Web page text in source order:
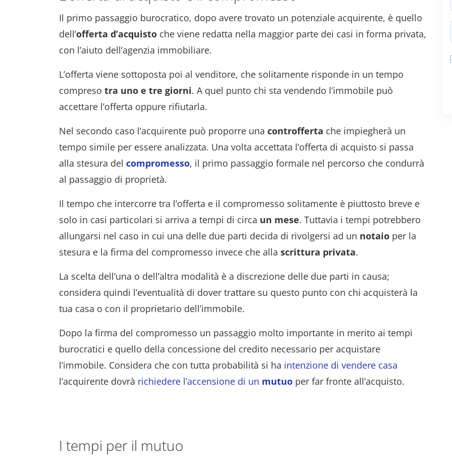
Il primo passaggio burocratico, dopo avere trovato un potenziale acquirente, è quello
dell’offerta d’acquisto che viene redatta nella maggior parte dei casi in forma privata,
con l’aiuto dell’agenzia immobiliare.
L’offerta viene sottoposta poi al venditore, che solitamente risponde in un tempo
compreso tra uno e tre giorni. A quel punto chi sta vendendo l’immobile può
accettare l’offerta oppure rifiutarla.
Nel secondo caso l’acquirente può proporre una controfferta che impiegherà un
tempo simile per essere analizzata. Una volta accettata l’offerta di acquisto si passa
alla stesura del compromesso, il primo passaggio formale nel percorso che condurrà
al passaggio di proprietà.
Il tempo che intercorre tra l’offerta e il compromesso solitamente è piuttosto breve e
solo in casi particolari si arriva a tempi di circa un mese. Tuttavia i tempi potrebbero
allungarsi nel caso in cui una delle due parti decida di rivolgersi ad un notaio per la
stesura e la firma del compromesso invece che alla scrittura privata.
La scelta dell’una o dell’altra modalità è a discrezione delle due parti in causa;
considera quindi l’eventualità di dover trattare su questo punto con chi acquisterà la
tua casa o con il proprietario dell’immobile.
Dopo la firma del compromesso un passaggio molto importante in merito ai tempi
burocratici e quello della concessione del credito necessario per acquistare
l’immobile. Considera che con tutta probabilità si ha intenzione di vendere casa
l’acquirente dovrà richiedere l’accensione di un mutuo per far fronte all’acquisto.
I tempi per il mutuo